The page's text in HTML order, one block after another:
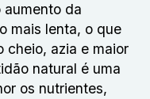
da
mais lenta, o que
cheio, azia e maior
natural é uma
os nutrientes,